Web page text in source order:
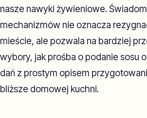
nasze nawyki żywieniowe.
mechanizmów nie oznacza
mieście, ale pozwala na bardziej
wybory, jak prośba o podanie sosu
dań z prostym opisem
bliższe domowej kuchni.